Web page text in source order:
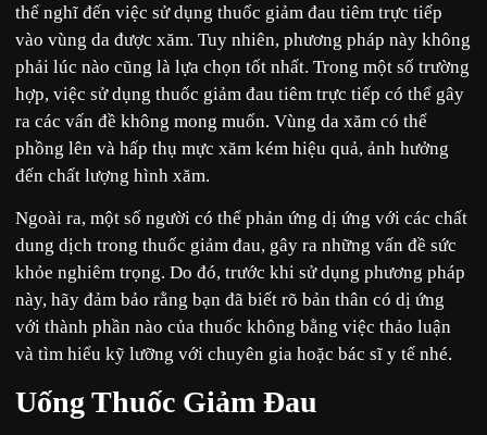
thể nghĩ đến việc sử dụng thuốc giảm đau tiêm trực tiếp
vào vùng da được xăm. Tuy nhiên, phương pháp này không
phải lúc nào cũng là lựa chọn tốt nhất. Trong một số trường
hợp, việc sử dụng thuốc giảm đau tiêm trực tiếp có thể gây
ra các vấn đề không mong muốn. Vùng da xăm có thể
phồng lên và hấp thụ mực xăm kém hiệu quả, ảnh hưởng
đến chất lượng hình xăm.
Ngoài ra, một số người có thể phản ứng dị ứng với các chất
dung dịch trong thuốc giảm đau, gây ra những vấn đề sức
khỏe nghiêm trọng. Do đó, trước khi sử dụng phương pháp
này, hãy đảm bảo rằng bạn đã biết rõ bản thân có dị ứng
với thành phần nào của thuốc không bằng việc thảo luận
và tìm hiểu kỹ lưỡng với chuyên gia hoặc bác sĩ y tế nhé.
Uống Thuốc Giảm Đau